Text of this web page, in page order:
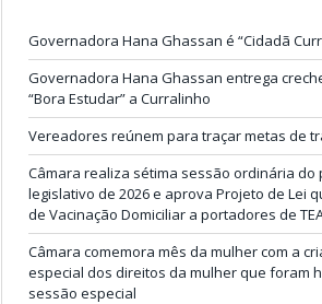
Governadora Hana Ghassan é “Cidadã
Governadora Hana Ghassan entrega
“Bora Estudar” a Curralinho
Vereadores reúnem para traçar metas de
Câmara realiza sétima sessão ordinária do
legislativo de 2026 e aprova Projeto de Lei
de Vacinação Domiciliar a portadores de
Câmara comemora mês da mulher com a
especial dos direitos da mulher que foram
sessão especial